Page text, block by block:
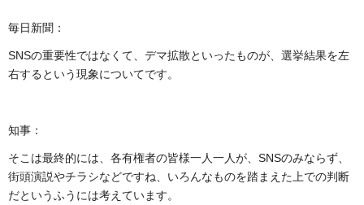
毎日新聞：
SNSの重要性ではなくて、デマ拡散といったものが、選挙結果を左
右するという現象についてです。
知事：
そこは最終的には、各有権者の皆様一人一人が、SNSのみならず、
街頭演説やチラシなどですね、いろんなものを踏まえた上での判断
だというふうには考えています。